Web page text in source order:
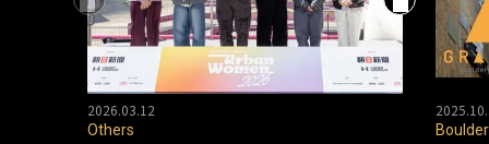
2026.03.12
Others